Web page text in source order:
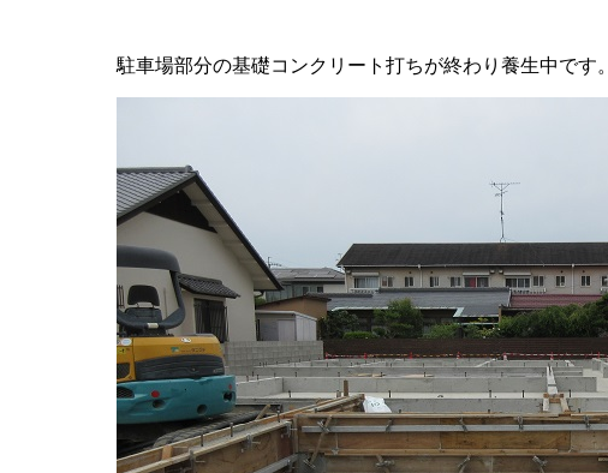
駐車場部分の基礎コンクリート打ちが終わり養生中です。